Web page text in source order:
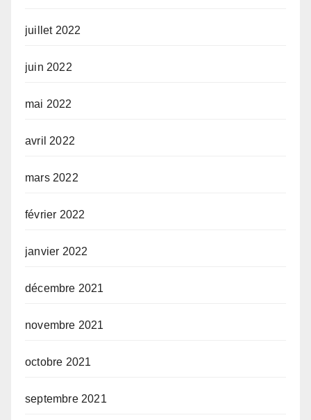
juillet 2022
juin 2022
mai 2022
avril 2022
mars 2022
février 2022
janvier 2022
décembre 2021
novembre 2021
octobre 2021
septembre 2021